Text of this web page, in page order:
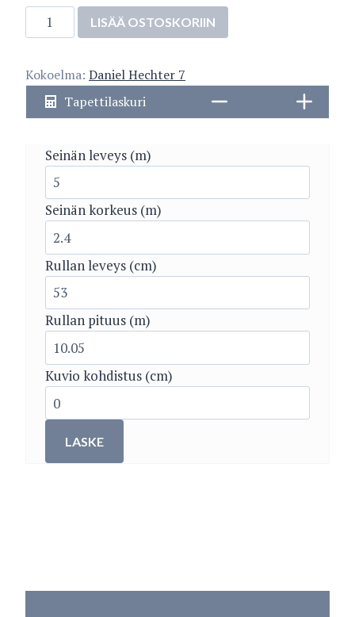
36133-
7
LISÄÄ OSTOSKORIIN
Kokoelma: Daniel Hechter 7
Tapettilaskuri
Seinän leveys (m)
Seinän korkeus (m)
Rullan leveys (cm)
Rullan pituus (m)
Kuvio kohdistus (cm)
LASKE